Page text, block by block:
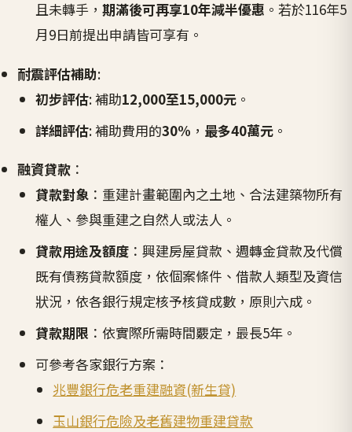
且未轉手， 期滿後可再享10年減半優惠 。若於116年5
月9日前提出申請皆可享有。
耐震評估補助:
初步評估: 補助12,000至15,000元。
詳細評估: 補助費用的30% ， 最多40萬元。
融資貸款 ：
貸款對象：重建計畫範圍內之土地、合法建築物所有
權人、參與重建之自然人或法人。
貸款用途及額度：興建房屋貸款、週轉金貸款及代償
既有債務貸款額度，依個案條件、借款人類型及資信
狀況，依各銀行規定核予核貸成數，原則六成。
貸款期限 ：依實際所需時間覈定，最長5年。
可參考各家銀行方案：
兆豐銀行危老重建融資(新生貸)
玉山銀行危險及老舊建物重建貸款